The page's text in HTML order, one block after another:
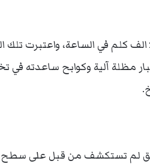
حيث دخل فضاء المريخ بسرعة 21 الف كلم في
مظلة آلية وكوابح ساعدته
تستكشف من قبل على سطح